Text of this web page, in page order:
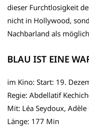
dieser Furchtlosigkeit
nicht in Hollywood,
Nachbarland als
BLAU IST EINE
im Kino: Start: 19.
Regie: Abdellatif
Mit: Léa Seydoux,
Länge: 177 Min